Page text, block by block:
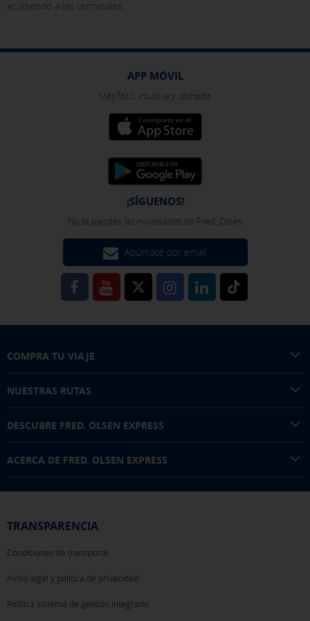
acudiendo a las terminales.
APP MÓVIL
Más fácil, intuitiva y cómoda
¡SÍGUENOS!
No te pierdas las novedades de Fred. Olsen
Apúntate por email
COMPRA TU VIAJE
NUESTRAS RUTAS
DESCUBRE FRED. OLSEN EXPRESS
ACERCA DE FRED. OLSEN EXPRESS
TRANSPARENCIA
Condiciones de transporte
Aviso legal y política de privacidad
Política sistema de gestión integrado
cookies" al pie de la página. También puedes consultar nuestra